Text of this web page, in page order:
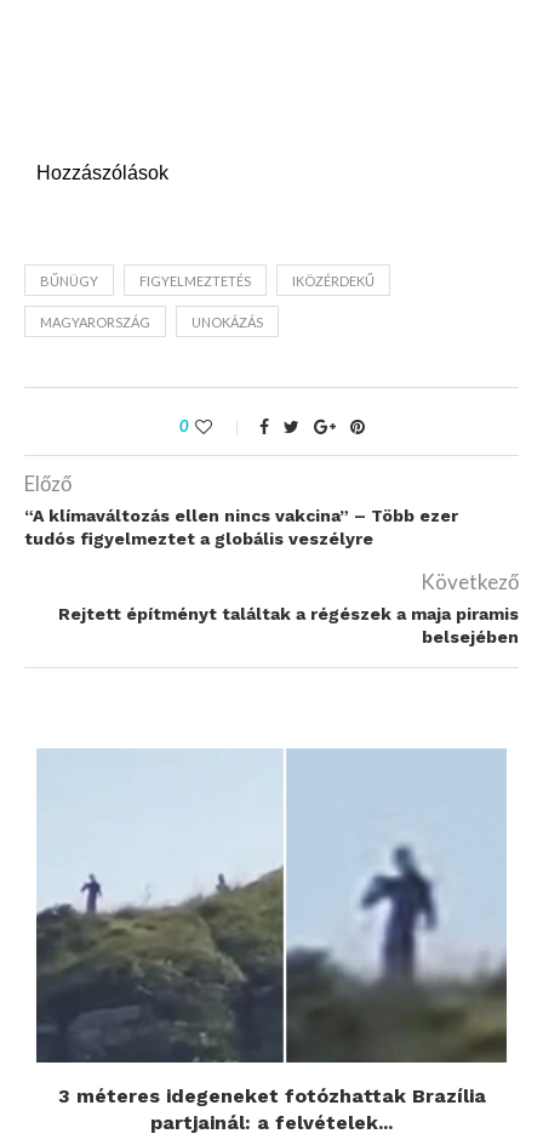
Hozzászólások
BŰNÜGY FIGYELMEZTETÉS IKÖZÉRDEKŰ
MAGYARORSZÁG UNOKÁZÁS
0
Előző
“A klímaváltozás ellen nincs vakcina” – Több ezer
tudós figyelmeztet a globális veszélyre
Következő
Rejtett építményt találtak a régészek a maja piramis
belsejében
3 méteres idegeneket fotózhattak Brazília
partjainál: a felvételek...